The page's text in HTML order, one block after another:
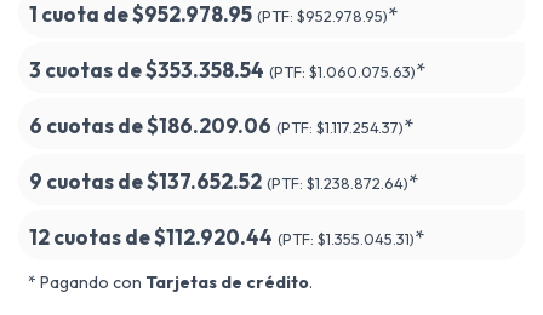
1 cuota de$952.978.95 (PTF: $952.978.95)*
3 cuotas de$353.358.54 (PTF: $1.060.075.63)*
6 cuotas de$186.209.06 (PTF: $1.117.254.37)*
9 cuotas de$137.652.52 (PTF: $1.238.872.64)*
12 cuotas de$112.920.44 (PTF: $1.355.045.31)*
* Pagando con Tarjetas de crédito.